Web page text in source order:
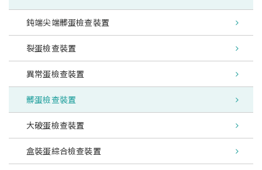
鈍端尖端髒蛋檢查裝置
裂蛋檢查裝置
異常蛋檢查裝置
髒蛋檢查裝置
大破蛋檢查裝置
盒裝蛋綜合檢查裝置